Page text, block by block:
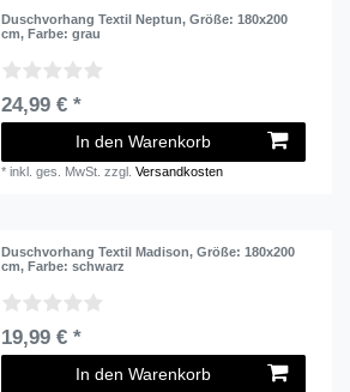
Duschvorhang Textil Neptun, Größe: 180x200
cm, Farbe: grau
24,99 € *
In den Warenkorb
*inkl. ges. MwSt. zzgl.Versandkosten
Duschvorhang Textil Madison, Größe: 180x200
cm, Farbe: schwarz
19,99 € *
In den Warenkorb